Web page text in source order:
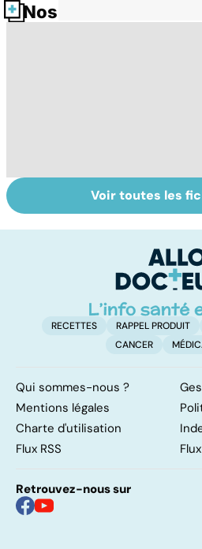
Nos fiches santé
Troubles anxieux,
une anxiété
Voir toutes les
RECETTES RAPPEL PRODUIT
CANCER
Qui sommes-nous ?
Mentions légales
Charte d'utilisation
Flux RSS
Retrouvez-nous sur